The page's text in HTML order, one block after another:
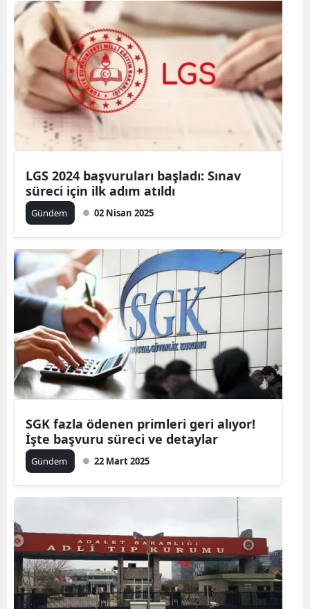
LGS 2024 başvuruları başladı: Sınav
süreci için ilk adım atıldı
Gündem 02 Nisan 2025
SGK fazla ödenen primleri geri alıyor!
İşte başvuru süreci ve detaylar
Gündem 22 Mart 2025